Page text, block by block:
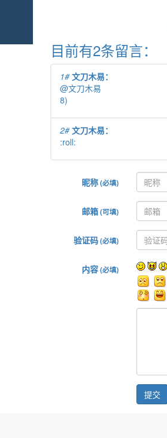
目前有2条留言：
1#文刀木易：
@文刀木易
8)
2#文刀木易：
:roll:
昵称(必填)
邮箱(可填)
验证码(必填)
内容(必填)
提交